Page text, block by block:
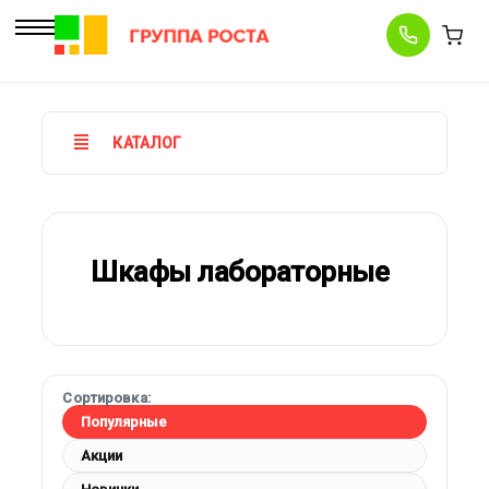
КАТАЛОГ
Шкафы лабораторные
Сортировка:
Популярные
Акции